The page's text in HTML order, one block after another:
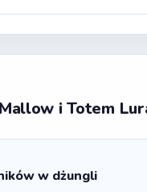
i Totem
w dżungli